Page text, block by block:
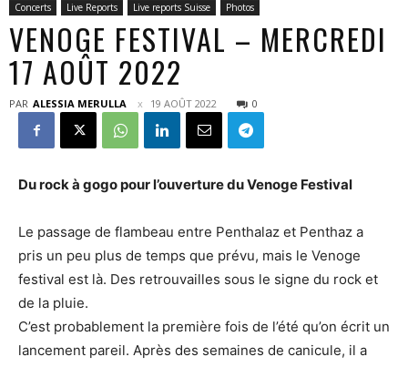
Concerts Live Reports Live reports Suisse Photos
VENOGE FESTIVAL – MERCREDI
17 AOÛT 2022
PAR ALESSIA MERULLA 19 AOÛT 2022 0
Du rock à gogo pour l’ouverture du Venoge Festival
Le passage de flambeau entre Penthalaz et Penthaz a
pris un peu plus de temps que prévu, mais le Venoge
festival est là. Des retrouvailles sous le signe du rock et
de la pluie.
C’est probablement la première fois de l’été qu’on écrit un
lancement pareil. Après des semaines de canicule, il a